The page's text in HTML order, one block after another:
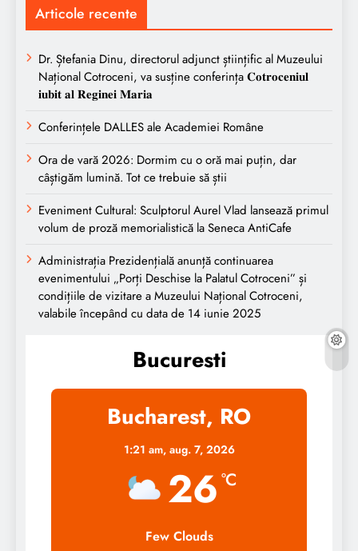
Articole recente
Dr. Ștefania Dinu, directorul adjunct științific al Muzeului
Național Cotroceni, va susține conferința 𝐂𝐨𝐭𝐫𝐨𝐜𝐞𝐧𝐢𝐮𝐥
𝐢𝐮𝐛𝐢𝐭 𝐚𝐥 𝐑𝐞𝐠𝐢𝐧𝐞𝐢 𝐌𝐚𝐫𝐢𝐚
Conferințele DALLES ale Academiei Române
Ora de vară 2026: Dormim cu o oră mai puțin, dar
câștigăm lumină. Tot ce trebuie să știi
Eveniment Cultural: Sculptorul Aurel Vlad lansează primul
volum de proză memorialistică la Seneca AntiCafe
Administrația Prezidențială anunță continuarea
evenimentului „Porți Deschise la Palatul Cotroceni” și
condițiile de vizitare a Muzeului Național Cotroceni,
valabile începând cu data de 14 iunie 2025
Bucuresti
Bucharest, RO
1:21 am, aug. 7, 2026
26 °C
Few Clouds